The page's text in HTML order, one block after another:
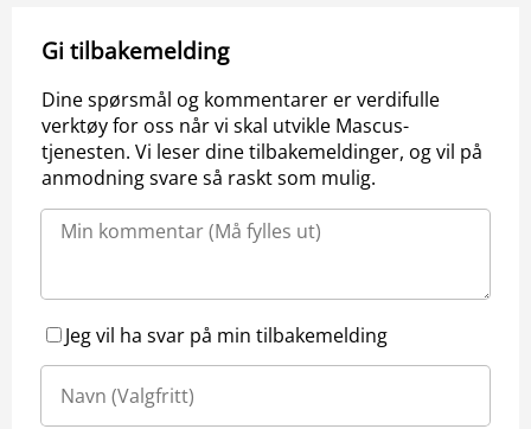
Gi tilbakemelding
Dine spørsmål og kommentarer er verdifulle
verktøy for oss når vi skal utvikle Mascus-
tjenesten. Vi leser dine tilbakemeldinger, og vil på
anmodning svare så raskt som mulig.
Jeg vil ha svar på min tilbakemelding